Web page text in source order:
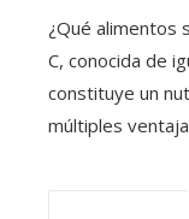
¿Qué alimentos
C, conocida de
constituye un
múltiples